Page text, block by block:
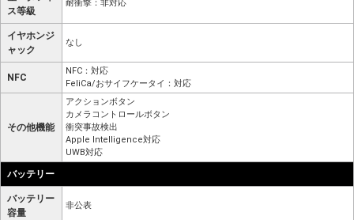
ス等級
耐衝撃：非対応
イヤホンジ
ャック
なし
NFC
NFC：対応
FeliCa/おサイフケータイ：対応
その他機能
アクションボタン
カメラコントロールボタン
衝突事故検出
Apple Intelligence対応
UWB対応
バッテリー
バッテリー
容量
非公表